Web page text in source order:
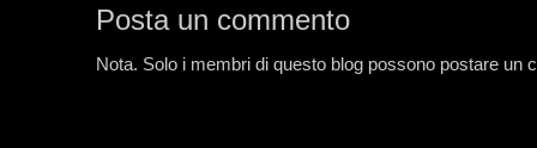
Posta un commento
Nota. Solo i membri di questo blog possono postare un